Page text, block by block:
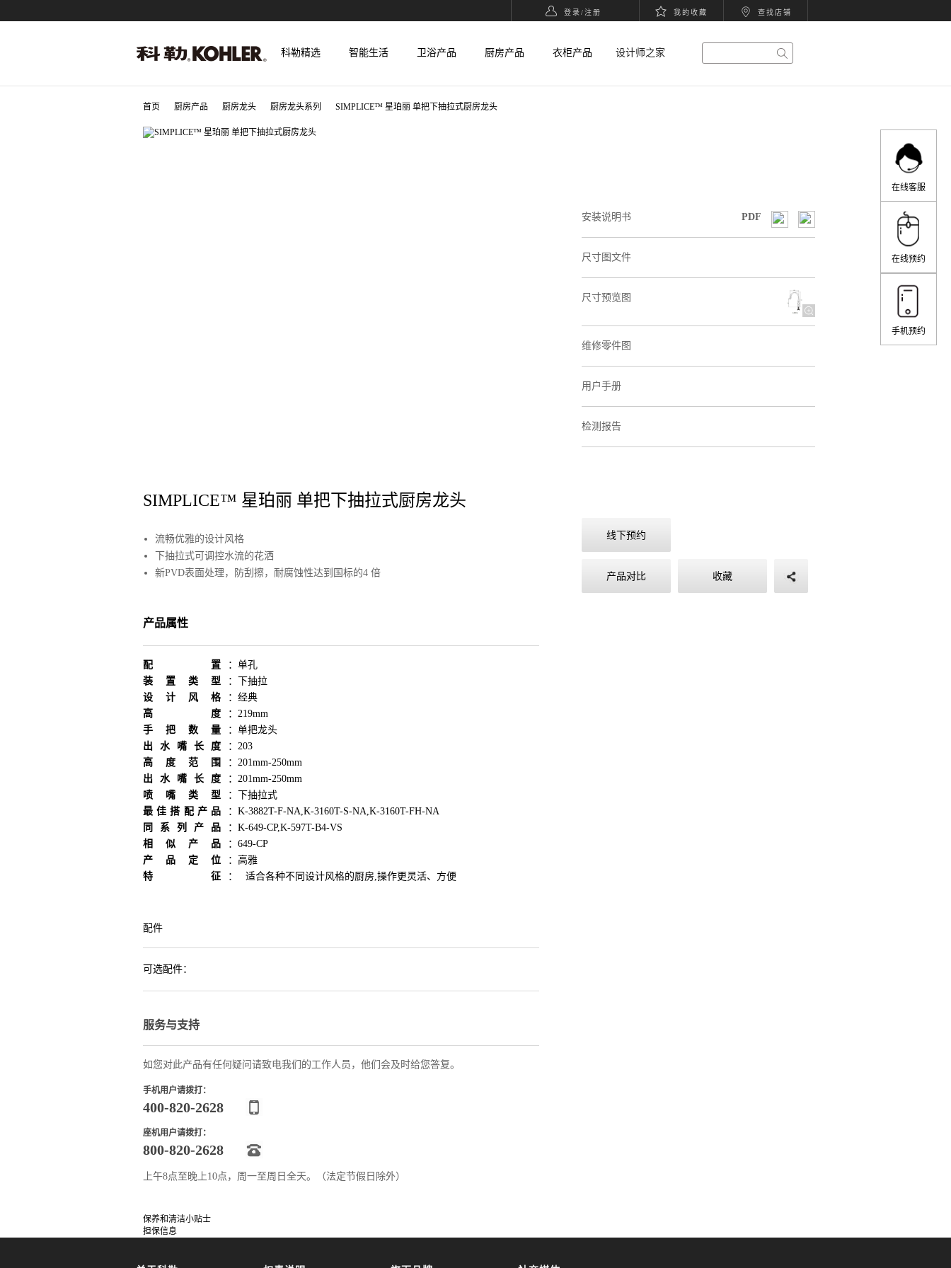
登录/注册 我的收藏 查找店铺
科勒精选 智能生活 卫浴产品 厨房产品 衣柜产品 设计师之家
首页 厨房产品 厨房龙头 厨房龙头系列 SIMPLICE™ 星珀丽 单把下抽拉式厨房龙头
SIMPLICE™ 星珀丽 单把下抽拉式厨房龙头
流畅优雅的设计风格
下抽拉式可调控水流的花洒
新PVD表面处理，防刮擦，耐腐蚀性达到国标的4 倍
产品属性
配置 ： 单孔
装置类型
：
下抽拉
设计风格
： 经典
高度
： 219mm
手把数量
： 单把龙头
出水嘴长度
： 203
高度范围
： 201mm-250mm
出水嘴长度
： 201mm-250mm
喷嘴类型
：
下抽拉式
最佳搭配产品
： K-3882T-F-NA,K-3160T-S-NA,K-3160T-FH-NA
同系列产品
： K-649-CP,K-597T-B4-VS
相似产品
： 649-CP
产品定位
： 高雅
特征
： 适合各种不同设计风格的厨房,操作更灵活、方便
配件
可选配件：
服务与支持
如您对此产品有任何疑问请致电我们的工作人员，他们会及时给您答复。
手机用户请拨打：
400-820-2628
座机用户请拨打：
800-820-2628
上午8点至晚上10点，周一至周日全天。（法定节假日除外）
保养和清洁小贴士
担保信息
安装说明书 PDF
尺寸图文件
尺寸预览图
维修零件图
用户手册
检测报告
线下预约
产品对比 收藏
在线客服
在线预约
手机预约